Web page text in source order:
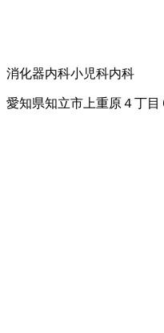
消化器内科小児科内科
愛知県知立市上重原４丁目